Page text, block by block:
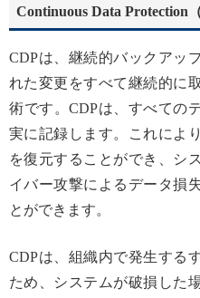
Continuous Data Protection
CDPは、継続的バックアッ
れた変更をすべて継続的に
術です。CDPは、すべての
実に記録します。これによ
を復元することができ、シ
イバー攻撃によるデータ損
とができます。
CDPは、組織内で発生する
ため、システムが破損した